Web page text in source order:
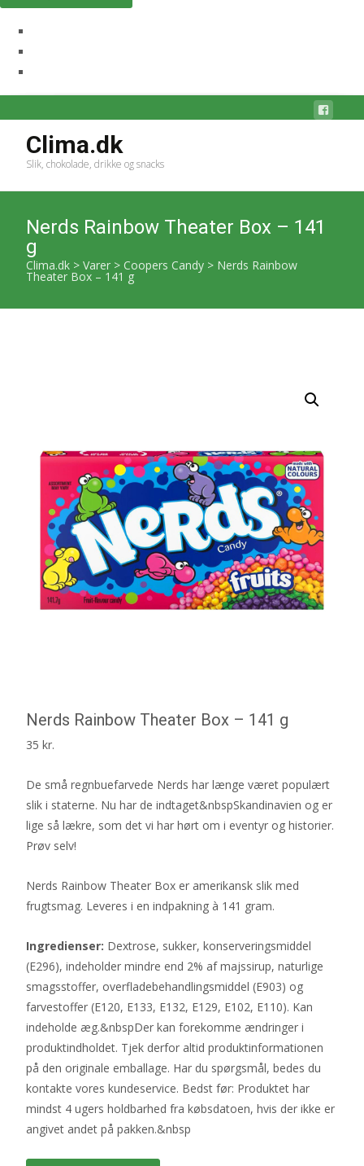
Clima.dk
Slik, chokolade, drikke og snacks
Nerds Rainbow Theater Box – 141
g
Clima.dk > Varer > Coopers Candy > Nerds Rainbow
Theater Box – 141 g
Nerds Rainbow Theater Box – 141 g
35 kr.
De små regnbuefarvede Nerds har længe været populært
slik i staterne. Nu har de indtaget&nbspSkandinavien og er
lige så lækre, som det vi har hørt om i eventyr og historier.
Prøv selv!
Nerds Rainbow Theater Box er amerikansk slik med
frugtsmag. Leveres i en indpakning à 141 gram.
Ingredienser: Dextrose, sukker, konserveringsmiddel
(E296), indeholder mindre end 2% af majssirup, naturlige
smagsstoffer, overfladebehandlingsmiddel (E903) og
farvestoffer (E120, E133, E132, E129, E102, E110). Kan
indeholde æg.&nbspDer kan forekomme ændringer i
produktindholdet. Tjek derfor altid produktinformationen
på den originale emballage. Har du spørgsmål, bedes du
kontakte vores kundeservice. Bedst før: Produktet har
mindst 4 ugers holdbarhed fra købsdatoen, hvis der ikke er
angivet andet på pakken.&nbsp